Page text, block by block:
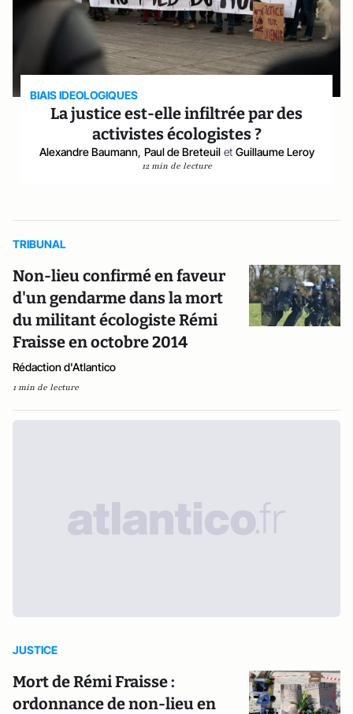
BIAIS IDEOLOGIQUES
La justice est-elle infiltrée par des
activistes écologistes ?
Alexandre Baumann, Paul de Breteuil et Guillaume Leroy
12 min de lecture
TRIBUNAL
Non-lieu confirmé en faveur
d'un gendarme dans la mort
du militant écologiste Rémi
Fraisse en octobre 2014
Rédaction d'Atlantico
1 min de lecture
JUSTICE
Mort de Rémi Fraisse :
ordonnance de non-lieu en